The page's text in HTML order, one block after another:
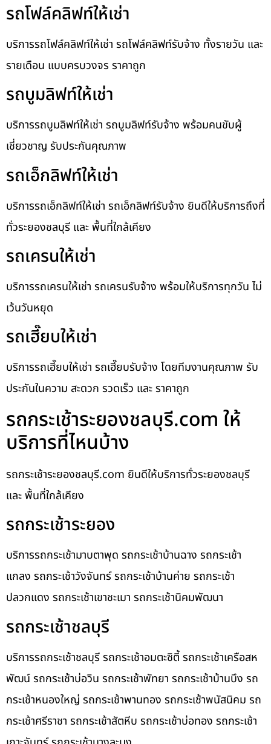
รถโฟล์คลิฟท์ให้เช่า
บริการรถโฟล์คลิฟท์ให้เช่า รถโฟล์คลิฟท์รับจ้าง ทั้งรายวัน และ
รายเดือน แบบครบวงจร ราคาถูก
รถบูมลิฟท์ให้เช่า
บริการรถบูมลิฟท์ให้เช่า รถบูมลิฟท์รับจ้าง พร้อมคนขับผู้
เชี่ยวชาญ รับประกันคุณภาพ
รถเอ็กลิฟท์ให้เช่า
บริการรถเอ็กลิฟท์ให้เช่า รถเอ็กลิฟท์รับจ้าง ยินดีให้บริการถึงที่
ทั่วระยองชลบุรี และ พื้นที่ใกล้เคียง
รถเครนให้เช่า
บริการรถเครนให้เช่า รถเครนรับจ้าง พร้อมให้บริการทุกวัน ไม่
เว้นวันหยุด
รถเฮี๊ยบให้เช่า
บริการรถเฮี๊ยบให้เช่า รถเฮี๊ยบรับจ้าง โดยทีมงานคุณภาพ รับ
ประกันในความ สะดวก รวดเร็ว และ ราคาถูก
รถกระเช้าระยองชลบุรี.com ให้
บริการที่ไหนบ้าง
รถกระเช้าระยองชลบุรี.com ยินดีให้บริการทั่วระยองชลบุรี
และ พื้นที่ใกล้เคียง
รถกระเช้าระยอง
บริการรถกระเช้ามาบตาพุด รถกระเช้าบ้านฉาง รถกระเช้า
แกลง รถกระเช้าวังจันทร์ รถกระเช้าบ้านค่าย รถกระเช้า
ปลวกแดง รถกระเช้าเขาชะเมา รถกระเช้านิคมพัฒนา
รถกระเช้าชลบุรี
บริการรถกระเช้าชลบุรี รถกระเช้าอมตะซิตี้ รถกระเช้าเครือสห
พัฒน์ รถกระเช้าบ่อวิน รถกระเช้าพัทยา รถกระเช้าบ้านบึง รถ
กระเช้าหนองใหญ่ รถกระเช้าพานทอง รถกระเช้าพนัสนิคม รถ
กระเช้าศรีราชา รถกระเช้าสัตหีบ รถกระเช้าบ่อทอง รถกระเช้า